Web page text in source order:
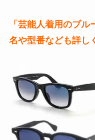
「芸能人着用のブ
名や型番なども詳し